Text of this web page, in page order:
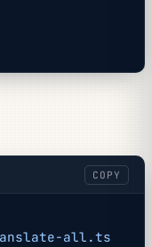
COPY
all.ts